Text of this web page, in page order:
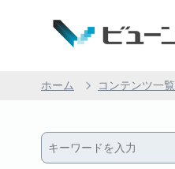
ホーム コンテンツ一覧